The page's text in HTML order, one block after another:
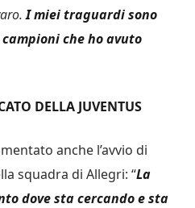
I miei traguardi sono
che ho avuto
DELLA JUVENTUS
anche l’avvio di
squadra di Allegri: “La
dove sta cercando e sta